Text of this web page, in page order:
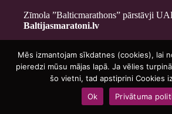
Zīmola ”Balticmarathons” pārstāvji
Baltijasmaratoni.lv
Kontakti
Par mums
Brīvprātīgajiem
Privātuma politika
Copyright © 2026 -
Mēs izmantojam sīkdatnes (cookies), lai
pieredzi mūsu mājas lapā. Ja vēlies
šo vietni, tad apstiprini Cookies
Ok
Privātuma